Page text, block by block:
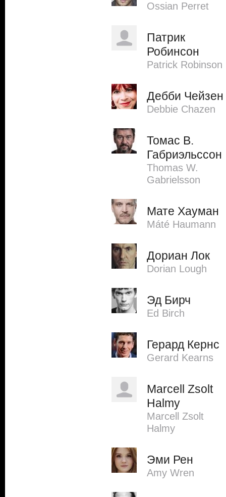
Ossian Perret
Патрик
Робинсон
Patrick Robinson
Дебби Чейзен
Debbie Chazen
Томас В.
Габриэльссон
Thomas W.
Gabrielsson
Мате Хауман
Máté Haumann
Дориан Лок
Dorian Lough
Эд Бирч
Ed Birch
Герард Кернс
Gerard Kearns
Marcell Zsolt
Halmy
Marcell Zsolt
Halmy
Эми Рен
Amy Wren